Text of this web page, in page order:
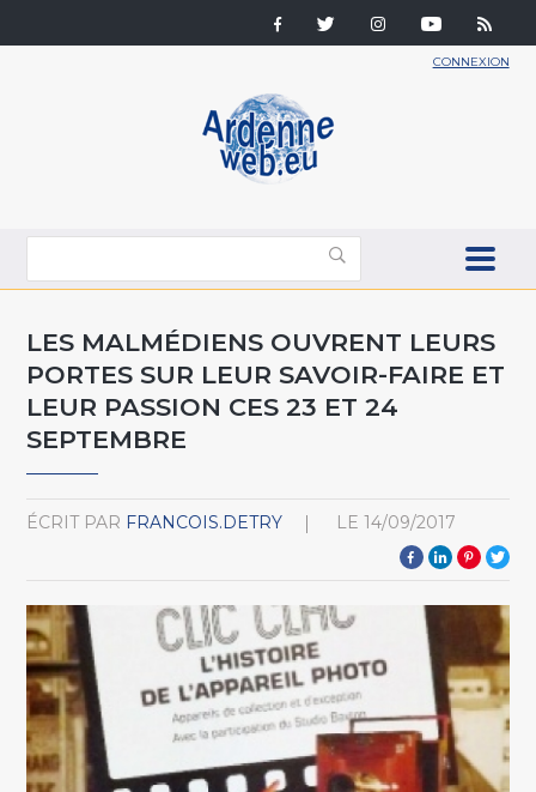
CONNEXION
LES MALMÉDIENS OUVRENT LEURS
PORTES SUR LEUR SAVOIR-FAIRE ET
LEUR PASSION CES 23 ET 24
SEPTEMBRE
ÉCRIT PAR FRANCOIS.DETRY LE 14/09/2017